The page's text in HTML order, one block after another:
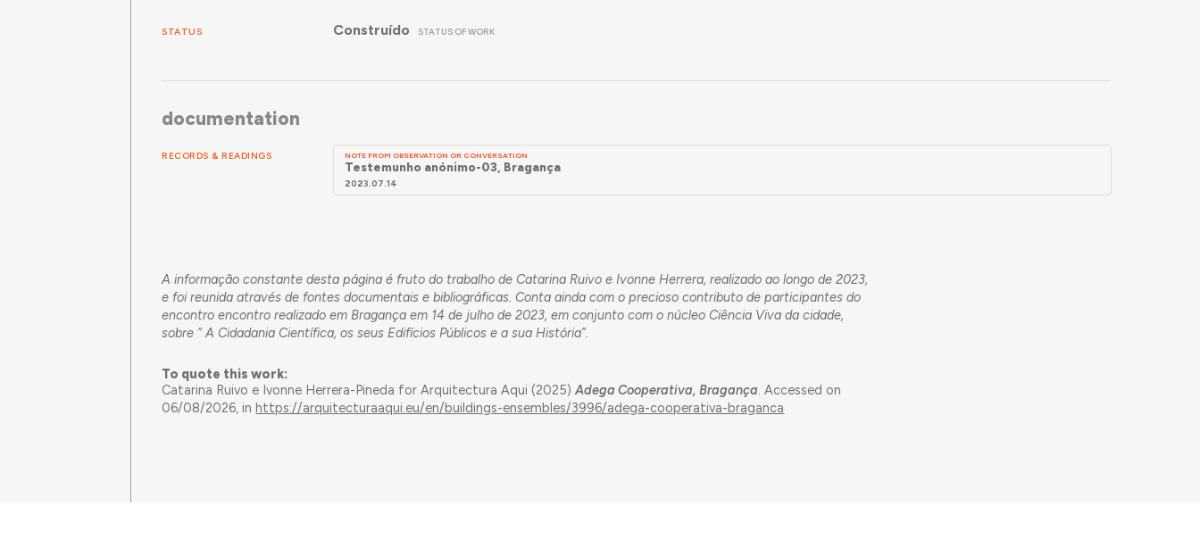
STATUS Construído STATUS OF WORK
documentation
RECORDS & READINGS NOTE FROM OBSERVATION OR CONVERSATION
Testemunho anónimo-03, Bragança
2023.07.14
A informação constante desta página é fruto do trabalho de Catarina Ruivo e Ivonne Herrera, realizado ao longo de 2023,
e foi reunida através de fontes documentais e bibliográficas. Conta ainda com o precioso contributo de participantes do
encontro encontro realizado em Bragança em 14 de julho de 2023, em conjunto com o núcleo Ciência Viva da cidade,
sobre “ A Cidadania Científica, os seus Edifícios Públicos e a sua História”.
To quote this work:
Catarina Ruivo e Ivonne Herrera-Pineda for Arquitectura Aqui (2025)Adega Cooperativa, Bragança. Accessed on
06/08/2026, inhttps://arquitecturaaqui.eu/en/buildings-ensembles/3996/adega-cooperativa-braganca